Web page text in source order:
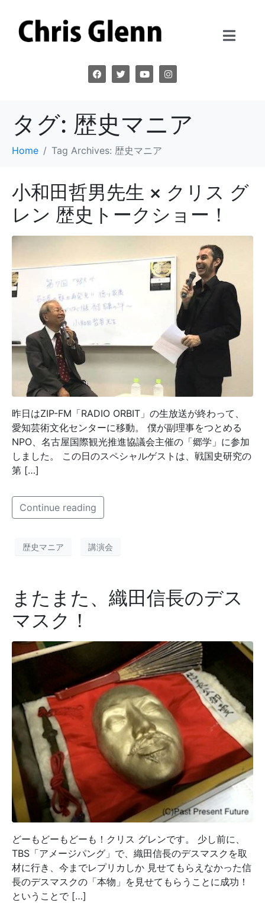
タグ: 歴史マニア
Home Tag Archives: 歴史マニア
小和田哲男先生 × クリス グ
レン 歴史トークショー！
昨日はZIP-FM「RADIO ORBIT」の生放送が終わって、
愛知芸術文化センターに移動。 僕が副理事をつとめる
NPO、名古屋国際観光推進協議会主催の「郷学」に参加
しました。 この日のスペシャルゲストは、戦国史研究の
第 […]
Continue reading
歴史マニア 講演会
またまた、織田信長のデス
マスク！
どーもどーもどーも！クリス グレンです。 少し前に、
TBS「アメージパング」で、織田信長のデスマスクを取
材に行き、今までレプリカしか 見せてもらえなかった信
長のデスマスクの「本物」を見せてもらうことに成功！
ということで […]